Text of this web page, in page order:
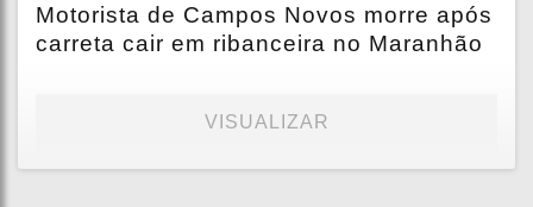
Motorista de Campos Novos morre após
carreta cair em ribanceira no Maranhão
VISUALIZAR